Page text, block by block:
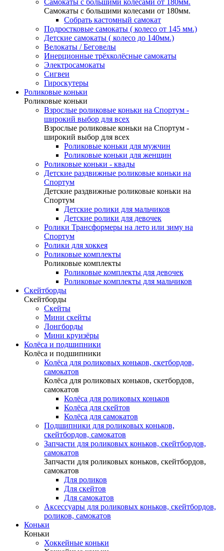
Самокаты с большими колесами от 180мм.
Самокаты с большими колесами от 180мм.
Собрать кастомный самокат
Подростковые самокаты ( колесо от 145 мм.)
Детские самокаты ( колесо до 140мм.)
Велокаты / Беговелы
Инерционные трёхколёсные самокаты
Электросамокаты
Сигвеи
Гироскутеры
Роликовые коньки
Роликовые коньки
Взрослые роликовые коньки на Спортум -
широкий выбор для всех
Взрослые роликовые коньки на Спортум -
широкий выбор для всех
Роликовые коньки для мужчин
Роликовые коньки для женщин
Роликовые коньки - квады
Детские раздвижные роликовые коньки на
Спортум
Детские раздвижные роликовые коньки на
Спортум
Детские ролики для мальчиков
Детские ролики для девочек
Ролики Трансформеры на лето или зиму на
Спортум
Ролики для хоккея
Роликовые комплекты
Роликовые комплекты
Роликовые комплекты для девочек
Роликовые комплекты для мальчиков
Скейтборды
Скейтборды
Скейты
Мини скейты
Лонгборды
Мини круизёры
Колёса и подшипники
Колёса и подшипники
Колёса для роликовых коньков, скетбордов,
самокатов
Колёса для роликовых коньков, скетбордов,
самокатов
Колёса для роликовых коньков
Колёса для скейтов
Колёса для самокатов
Подшипники для роликовых коньков,
скейтбордов, самокатов
Запчасти для роликовых коньков, скейтбордов,
самокатов
Запчасти для роликовых коньков, скейтбордов,
самокатов
Для роликов
Для скейтов
Для самокатов
Аксессуары для роликовых коньков, скейтбордов,
роликов, самокатов
Коньки
Коньки
Хоккейные коньки